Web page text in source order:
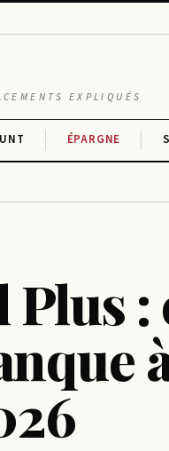
EXPLIQUÉS
ÉPARGNE
: